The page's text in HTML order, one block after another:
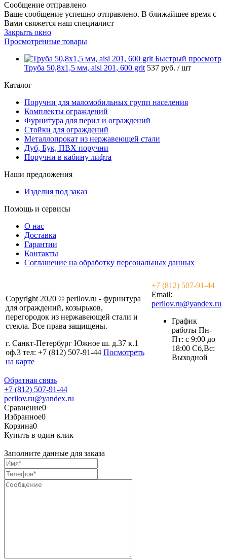
Сообщение отправлено
Ваше сообщение успешно отправлено. В ближайшее время с
Вами свяжется наш специалист
Закрыть окно
Просмотренные товары
Быстрый просмотр
Труба 50,8х1,5 мм, aisi 201, 600 grit 537 руб. / шт
Каталог
Поручни для маломобильных групп населения
Комплекты ограждений
Фурнитура для перил и ограждений
Стойки для ограждений
Металлопрокат из нержавеющей стали
Дуб, Бук, ПВХ поручни
Поручни в кабину лифта
Наши предложения
Изделия под заказ
Помощь и сервисы
О нас
Доставка
Гарантии
Контакты
Соглашение на обработку персональных данных
Copyright 2020 © perilov.ru - фурнитура
для ограждений, козырьков,
перегородок из нержавеющей стали и
стекла. Все права защищены.
г. Санкт-Петербург Южное ш. д.37 к.1
оф.3 тел: +7 (812) 507-91-44 Посмотреть
на карте
+7 (812) 507-91-44
Email:
perilov.ru@yandex.ru
График
работы Пн-
Пт: с 9:00 до
18:00 Сб,Вс:
Выходной
Обратная связь
+7 (812) 507-91-44
perilov.ru@yandex.ru
Сравнение0
Избранное0
Корзина0
Купить в один клик
Заполните данные для заказа